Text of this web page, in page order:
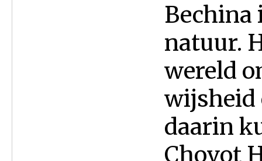
Bechina
natuur.
wereld
wijsheid
daarin
Chovot